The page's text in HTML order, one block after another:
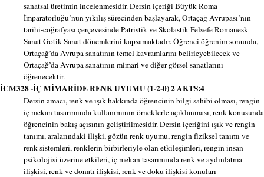
sanatsal üretimin incelenmesidir. Dersin içeriği Büyük Roma
İmparatorluğu’nun yıkılış sürecinden başlayarak, Ortaçağ Avrupası’nın
tarihi-coğrafyası çerçevesinde Patristik ve Skolastik Felsefe Romanesk
Sanat Gotik Sanat dönemlerini kapsamaktadır. Öğrenci öğrenim sonunda,
Ortaçağ’da Avrupa sanatının temel kavramlarını belirleyebilecek ve
Ortaçağ’da Avrupa sanatının mimari ve diğer görsel sanatlarını
öğrenecektir.
İCM328 -İÇ MİMARİDE RENK UYUMU (1-2-0) 2 AKTS:4
Dersin amacı, renk ve ışık hakkında öğrencinin bilgi sahibi olması, rengin
iç mekan tasarımında kullanımının örneklerle açıklanması, renk konusunda
öğrencinin bakış açısının geliştirilmesidir. Dersin içeriğini ışık ve rengin
tanımı, aralarındaki ilişki, gözün renk uyumu, rengin fiziksel tanımı ve
renk sistemleri, renklerin birbirleriyle olan etkileşimleri, rengin insan
psikolojisi üzerine etkileri, iç mekan tasarımında renk ve aydınlatma
ilişkisi, renk ve donatı ilişkisi, renk ve doku ilişkisi konuları